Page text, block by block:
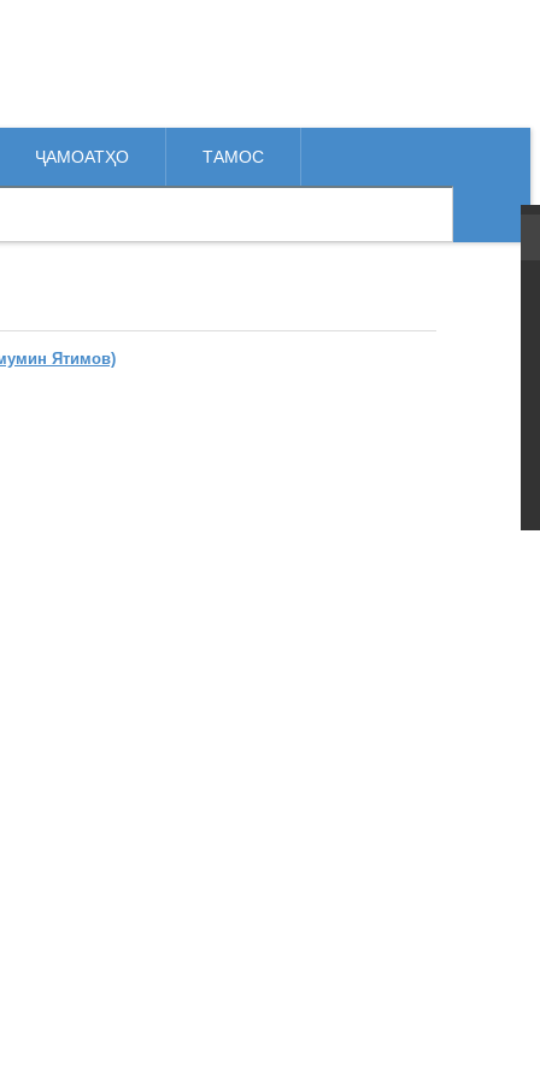
ҶАМОАТҲО ТАМОС
Ятимов)